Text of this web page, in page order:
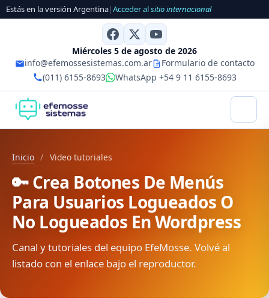
Estás en la versión Argentina|Acceder alsitio internacional
Miércoles 5 de agosto de 2026
info@efemossesistemas.com.ar
Formulario de contacto
(011) 6155-8693
WhatsApp +54 9 11 6155-8693
Inicio / Video tutoriales
🔑 Crea Botones De Menús
Para Usuarios Logueados O
No Logueados En Wordpress
Canal y tutoriales del equipo EfeMosse. Volvé al
listado con el enlace bajo el reproductor.